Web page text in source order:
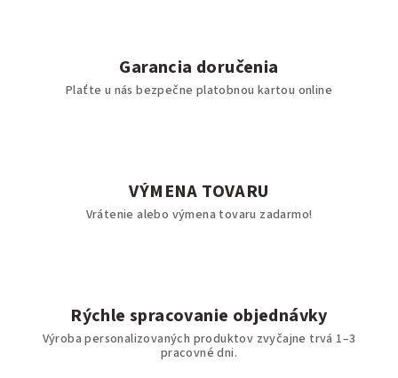
Garancia doručenia
Plaťte u nás bezpečne platobnou kartou online
VÝMENA TOVARU
Vrátenie alebo výmena tovaru zadarmo!
Rýchle spracovanie objednávky
Výroba personalizovaných produktov zvyčajne trvá 1–3
pracovné dni.